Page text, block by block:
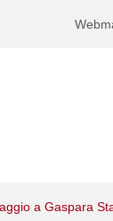
a Gaspara